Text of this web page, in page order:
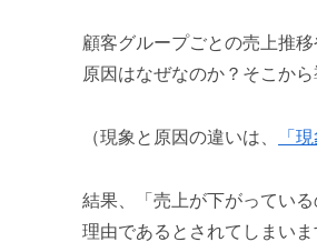
顧客グループごとの売上推
原因はなぜなのか？そこか
（現象と原因の違いは、 「
結果、「売上が下がってい
理由であるとされてしまいま